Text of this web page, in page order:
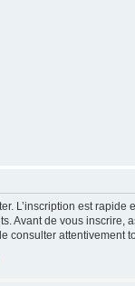
L’inscription est
Avant de vous inscrire,
consulter attentivement